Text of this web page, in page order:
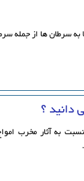
به سرطان ها از
دانید ؟
به آثار مخرب